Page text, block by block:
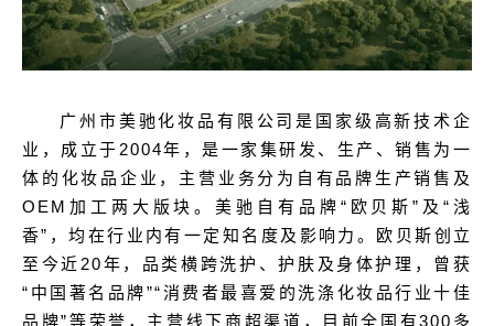
广州市美驰化妆品有限公司是国家级高新技术企
业，成立于2004年，是一家集研发、生产、销售为一
体的化妆品企业，主营业务分为自有品牌生产销售及
OEM加工两大版块。美驰自有品牌“欧贝斯”及“浅
香”，均在行业内有一定知名度及影响力。欧贝斯创立
至今近20年，品类横跨洗护、护肤及身体护理，曾获
“中国著名品牌”“消费者最喜爱的洗涤化妆品行业十佳
品牌”等荣誉，主营线下商超渠道，目前全国有300多